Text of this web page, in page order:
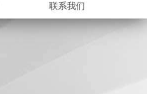
联系我们